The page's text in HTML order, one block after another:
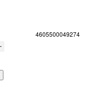
4605500049274